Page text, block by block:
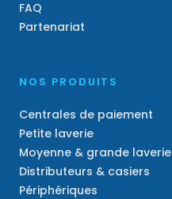
FAQ
Partenariat
NOS PRODUITS
Centrales de paiement
Petite laverie
Moyenne & grande laverie
Distributeurs & casiers
Périphériques